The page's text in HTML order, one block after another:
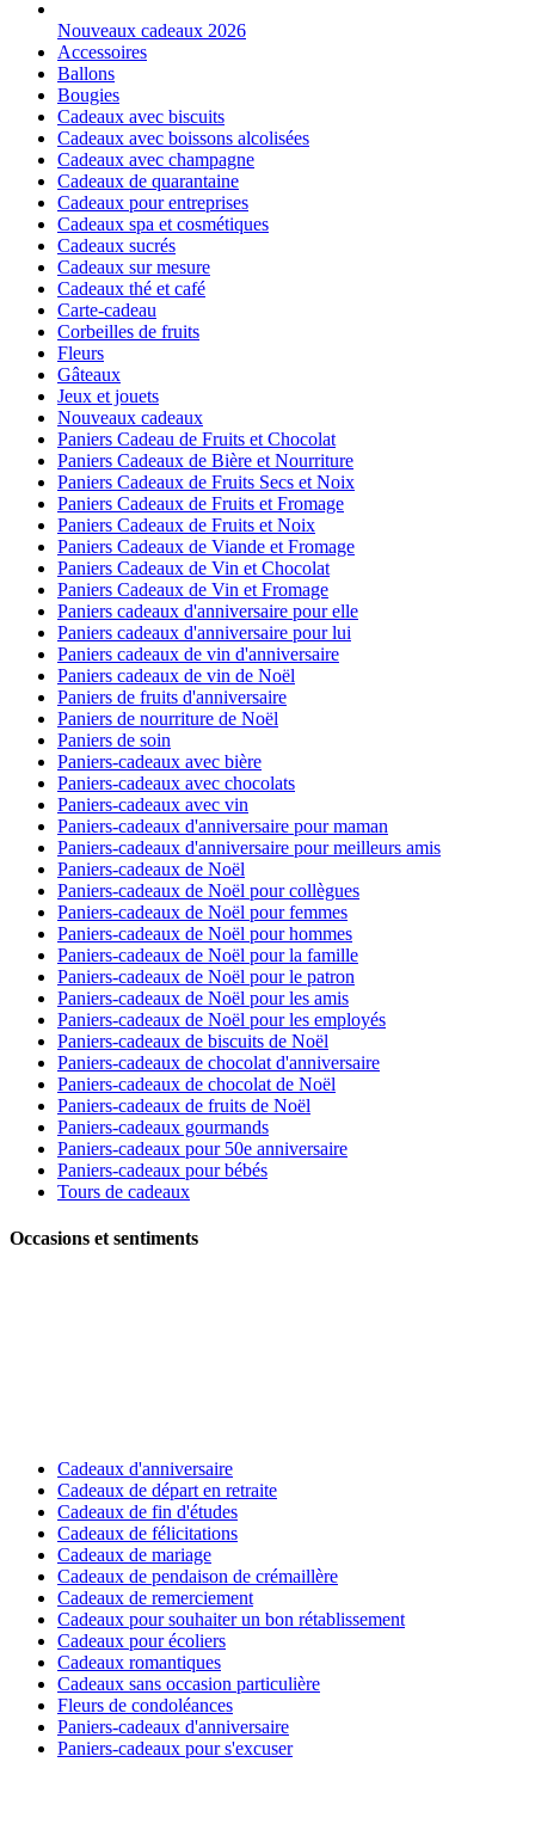
Nouveaux cadeaux 2026
Accessoires
Ballons
Bougies
Cadeaux avec biscuits
Cadeaux avec boissons alcolisées
Cadeaux avec champagne
Cadeaux de quarantaine
Cadeaux pour entreprises
Cadeaux spa et cosmétiques
Cadeaux sucrés
Cadeaux sur mesure
Cadeaux thé et café
Carte-cadeau
Corbeilles de fruits
Fleurs
Gâteaux
Jeux et jouets
Nouveaux cadeaux
Paniers Cadeau de Fruits et Chocolat
Paniers Cadeaux de Bière et Nourriture
Paniers Cadeaux de Fruits Secs et Noix
Paniers Cadeaux de Fruits et Fromage
Paniers Cadeaux de Fruits et Noix
Paniers Cadeaux de Viande et Fromage
Paniers Cadeaux de Vin et Chocolat
Paniers Cadeaux de Vin et Fromage
Paniers cadeaux d'anniversaire pour elle
Paniers cadeaux d'anniversaire pour lui
Paniers cadeaux de vin d'anniversaire
Paniers cadeaux de vin de Noël
Paniers de fruits d'anniversaire
Paniers de nourriture de Noël
Paniers de soin
Paniers-cadeaux avec bière
Paniers-cadeaux avec chocolats
Paniers-cadeaux avec vin
Paniers-cadeaux d'anniversaire pour maman
Paniers-cadeaux d'anniversaire pour meilleurs amis
Paniers-cadeaux de Noël
Paniers-cadeaux de Noël pour collègues
Paniers-cadeaux de Noël pour femmes
Paniers-cadeaux de Noël pour hommes
Paniers-cadeaux de Noël pour la famille
Paniers-cadeaux de Noël pour le patron
Paniers-cadeaux de Noël pour les amis
Paniers-cadeaux de Noël pour les employés
Paniers-cadeaux de biscuits de Noël
Paniers-cadeaux de chocolat d'anniversaire
Paniers-cadeaux de chocolat de Noël
Paniers-cadeaux de fruits de Noël
Paniers-cadeaux gourmands
Paniers-cadeaux pour 50e anniversaire
Paniers-cadeaux pour bébés
Tours de cadeaux
Occasions et sentiments
Cadeaux d'anniversaire
Cadeaux de départ en retraite
Cadeaux de fin d'études
Cadeaux de félicitations
Cadeaux de mariage
Cadeaux de pendaison de crémaillère
Cadeaux de remerciement
Cadeaux pour souhaiter un bon rétablissement
Cadeaux pour écoliers
Cadeaux romantiques
Cadeaux sans occasion particulière
Fleurs de condoléances
Paniers-cadeaux d'anniversaire
Paniers-cadeaux pour s'excuser